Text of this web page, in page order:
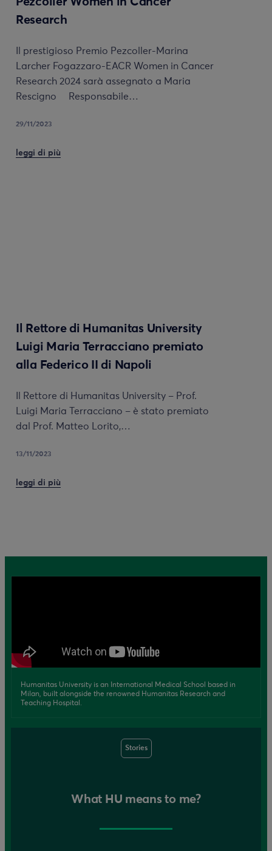
Research
Il prestigioso Premio Pezcoller-Marina
Larcher Fogazzaro-EACR Women in Cancer
Research 2024 sarà assegnato a Maria
Rescigno Responsabile…
29/11/2023
leggi di più
Il Rettore di Humanitas University
Luigi Maria Terracciano premiato
alla Federico II di Napoli
Il Rettore di Humanitas University – Prof.
Luigi Maria Terracciano – è stato premiato
dal Prof. Matteo Lorito,…
13/11/2023
leggi di più
Humanitas University is an International Medical School based in
Milan, built alongside the renowned Humanitas Research and
Teaching Hospital.
Stories
What HU means to me?